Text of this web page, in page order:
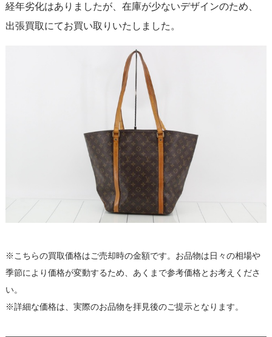
経年劣化はありましたが、在庫が少ないデザインのため、
出張買取にてお買い取りいたしました。
※こちらの買取価格はご売却時の金額です。お品物は日々の相場や
季節により価格が変動するため、あくまで参考価格とお考えくださ
い。
※詳細な価格は、実際のお品物を拝見後のご提示となります。